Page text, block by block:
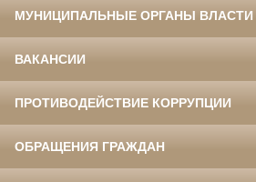
МУНИЦИПАЛЬНЫЕ ОРГАНЫ ВЛАСТИ
ВАКАНСИИ
ПРОТИВОДЕЙСТВИЕ КОРРУПЦИИ
ОБРАЩЕНИЯ ГРАЖДАН